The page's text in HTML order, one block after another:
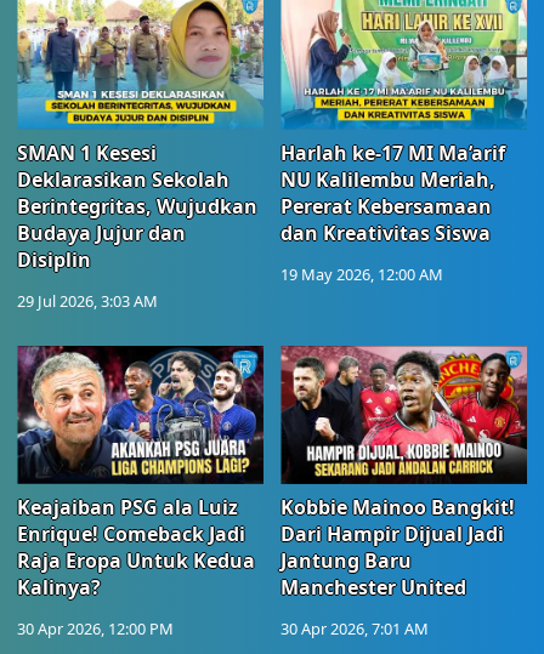
SMAN 1 Kesesi
Deklarasikan Sekolah
Berintegritas, Wujudkan
Budaya Jujur dan
Disiplin
29 Jul 2026, 3:03 AM
Harlah ke-17 MI Ma’arif
NU Kalilembu Meriah,
Pererat Kebersamaan
dan Kreativitas Siswa
19 May 2026, 12:00 AM
Keajaiban PSG ala Luiz
Enrique! Comeback Jadi
Raja Eropa Untuk Kedua
Kalinya?
30 Apr 2026, 12:00 PM
Kobbie Mainoo Bangkit!
Dari Hampir Dijual Jadi
Jantung Baru
Manchester United
30 Apr 2026, 7:01 AM